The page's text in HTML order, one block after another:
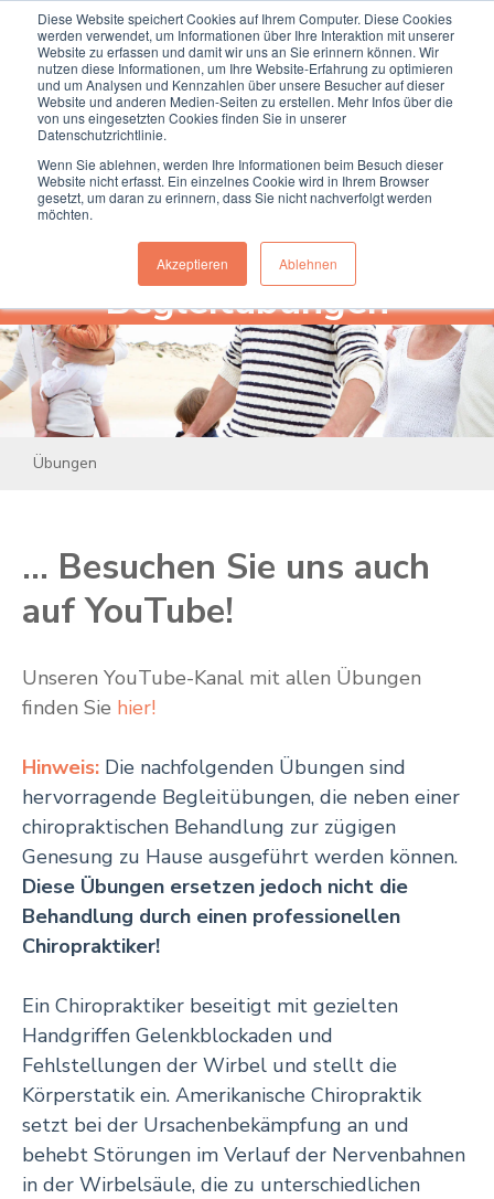
Diese Website speichert Cookies auf Ihrem Computer. Diese Cookies
werden verwendet, um Informationen über Ihre Interaktion mit unserer
Website zu erfassen und damit wir uns an Sie erinnern können. Wir
nutzen diese Informationen, um Ihre Website-Erfahrung zu optimieren
und um Analysen und Kennzahlen über unsere Besucher auf dieser
Website und anderen Medien-Seiten zu erstellen. Mehr Infos über die
von uns eingesetzten Cookies finden Sie in unserer
Datenschutzrichtlinie.
Wenn Sie ablehnen, werden Ihre Informationen beim Besuch dieser
Website nicht erfasst. Ein einzelnes Cookie wird in Ihrem Browser
gesetzt, um daran zu erinnern, dass Sie nicht nachverfolgt werden
möchten.
Akzeptieren Ablehnen
Termin online buchen Anrufen
Begleitübungen
Übungen
... Besuchen Sie uns auch
auf YouTube!
Unseren YouTube-Kanal mit allen Übungen
finden Sie hier!
Hinweis: Die nachfolgenden Übungen sind
hervorragende Begleitübungen, die neben einer
chiropraktischen Behandlung zur zügigen
Genesung zu Hause ausgeführt werden können.
Diese Übungen ersetzen jedoch nicht die
Behandlung durch einen professionellen
Chiropraktiker!
Ein Chiropraktiker beseitigt mit gezielten
Handgriffen Gelenkblockaden und
Fehlstellungen der Wirbel und stellt die
Körperstatik ein. Amerikanische Chiropraktik
setzt bei der Ursachenbekämpfung an und
behebt Störungen im Verlauf der Nervenbahnen
in der Wirbelsäule, die zu unterschiedlichen